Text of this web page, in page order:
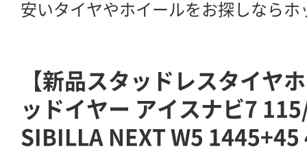
安いタイヤやホイールをお探しなら
【新品スタッドレスタイヤ
ッドイヤー アイスナビ7
SIBILLA NEXT W5 1445+45